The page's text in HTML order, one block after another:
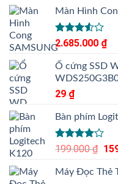
Màn Hình
Được
xếp
hạng
3.505
sao
2.685.000 ₫
Ổ cứng SSD
29 ₫
Bàn phím
Được
4.00 5
sao
199.000₫
Giá
là:
Máy Đọc Thẻ